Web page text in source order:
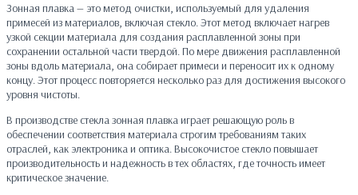
Зонная плавка — это метод очистки, используемый для удаления
примесей из материалов, включая стекло. Этот метод включает нагрев
узкой секции материала для создания расплавленной зоны при
сохранении остальной части твердой. По мере движения расплавленной
зоны вдоль материала, она собирает примеси и переносит их к одному
концу. Этот процесс повторяется несколько раз для достижения высокого
уровня чистоты.
В производстве стекла зонная плавка играет решающую роль в
обеспечении соответствия материала строгим требованиям таких
отраслей, как электроника и оптика. Высокочистое стекло повышает
производительность и надежность в тех областях, где точность имеет
критическое значение.